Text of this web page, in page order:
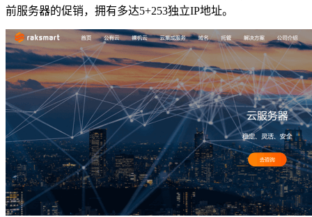
前服务器的促销，拥有多达5+253独立IP地址。